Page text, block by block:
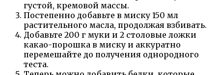
густой, кремовой массы.
Постепенно добавьте в миску 150 мл
растительного масла, продолжая взбивать.
Добавьте 200 г муки и 2 столовые ложки
какао-порошка в миску и аккуратно
перемешайте до получения однородного
теста.